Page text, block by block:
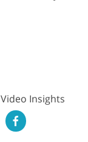
Insights